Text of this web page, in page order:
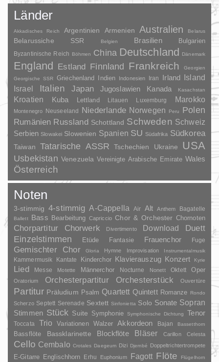
Länder
Akkadisches Reich Argentinien Armenien Australien Belarus
Belarussiche SSR Belgien Brasilien Bulgarien
Byzantinische Reich Böhmen China Deutschland Dänemark
England Estland Finnland Frankreich
Georgien
Georgische SSR
Griechenland Indien Indonesien Iran Irland
Island
Israel
Italien Japan Jugoslawien Kanada Kasachstan
Kroatien Kuba Lettland Litauen Luxemburg Marokko
Montenegro Neuseeland Niederlande Norwegen Peru
Polen
Rumänien Russland Schottland Schweden Schweiz
Serbien Slowakei Slowenien Spanien SU Südafrika Südkorea
Taiwan Tatarische ASSR Tschechien Ukraine USA
Usbekistan Venezuela Vereinigte Arabische Emirate Wales
Österreich
Noten
3-stimmig 4-stimmig A-Cappella Air Alt Anthem Bagatelle
Ballett Bass Bearbeitung Capriccio Chor & Orchester Chornoten
Chorpartitur Chorwerk Divertimento Download
Duett
Einzelstimmen
Etüde Fantasie Frauenchor Fuge
Gemischter Chor Gloria Hymne Improvisation Instrumentalmusik
Kammermusik Kantate Kinderchor Klavierauszug Konzert Kyrie
Lied Messe Motette Männerchor Nocturne Nonett Oktett Oper
Oratorium Orchesterpartitur Orchesterstück Ouvertüre
Partitur Präludium Psalm Quartett Quintett Romanze Rondo
Scherzo Septett Serenade Sextett Sinfonietta Solo Sonate Sopran
Stimmen Stück Suite Symphonie Symphonische Dichtung Tenor
Toccata Trio Variationen Walzer Akkordeon Bajan Bassetthorn
Bassflöte Bassklarinette Blockflöte Bläser Carillon Celesta
Cello Cembalo Crotales Daegeum Dizi Djembé Doppeltrichtertrompete
E-Gitarre Englischhorn Erhu Euphonium Fagott Flöte
Flügelhorn